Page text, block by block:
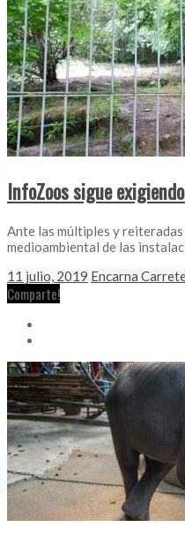
InfoZoos sigue
Ante las múltiples y
medioambiental de las
11 julio, 2019 Encarna
Comparte!